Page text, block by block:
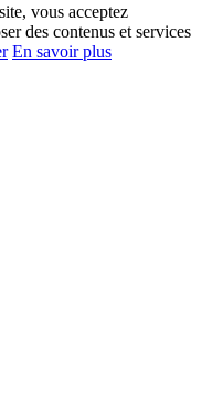
vous acceptez
des contenus et services
En savoir plus